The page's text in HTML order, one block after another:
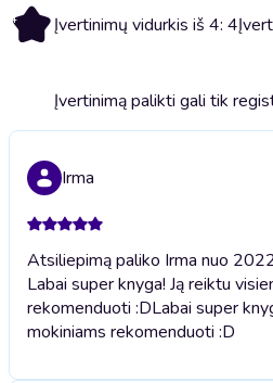
4 Įvertinimų vidurkis iš 4: 4
Įvertinimą palikti gali tik
Irma
Atsiliepimą paliko Irma nuo
Labai super knyga! Ją reiktu
rekomenduoti :DLabai super
mokiniams rekomenduoti :D